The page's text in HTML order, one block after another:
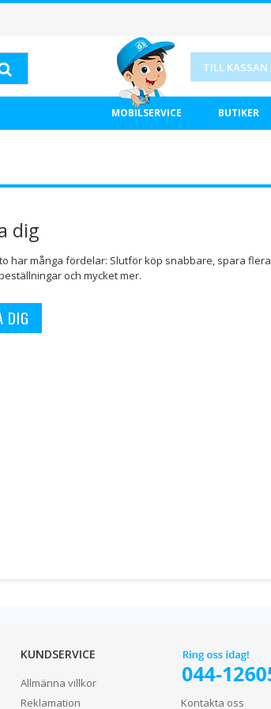
TILL KASSAN
MOBILSERVICE BUTIKER
dig
har många fördelar: Slutför köp snabbare, spara flera
och mycket mer.
DIG
KUNDSERVICE
Allmänna villkor
Reklamation
Kontakta oss